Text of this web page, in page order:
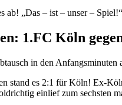
ab! „Das – ist – unser –
1.FC Köln
in den
stand es 2:1 für Köln! Ex-
einlief zum sechsten